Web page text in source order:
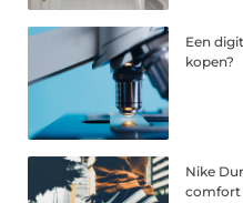
Een
kopen?
Nike
comfort